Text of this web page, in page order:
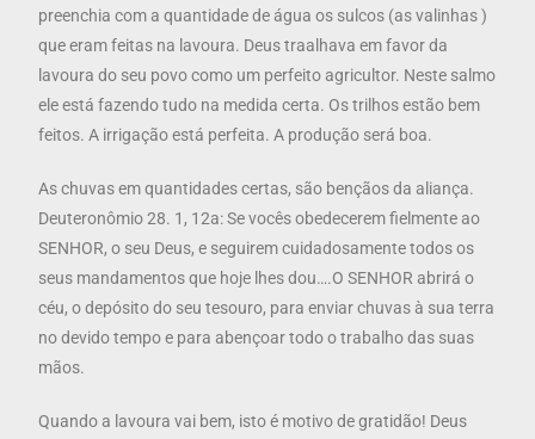
preenchia com a quantidade de água os sulcos (as valinhas )
que eram feitas na lavoura. Deus traalhava em favor da
lavoura do seu povo como um perfeito agricultor. Neste salmo
ele está fazendo tudo na medida certa. Os trilhos estão bem
feitos. A irrigação está perfeita. A produção será boa.
As chuvas em quantidades certas, são bençãos da aliança.
Deuteronômio 28. 1, 12a: Se vocês obedecerem fielmente ao
SENHOR, o seu Deus, e seguirem cuidadosamente todos os
seus mandamentos que hoje lhes dou….O SENHOR abrirá o
céu, o depósito do seu tesouro, para enviar chuvas à sua terra
no devido tempo e para abençoar todo o trabalho das suas
mãos.
Quando a lavoura vai bem, isto é motivo de gratidão! Deus